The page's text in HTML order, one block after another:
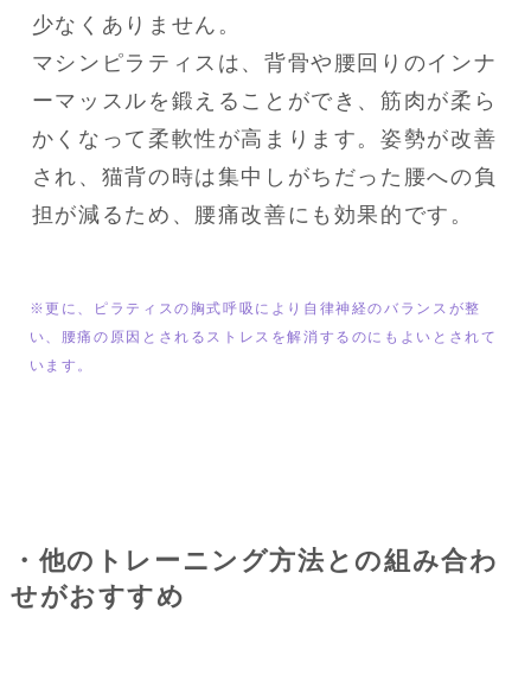
少なくありません。
マシンピラティスは、背骨や腰回りのインナ
ーマッスルを鍛えることができ、筋肉が柔ら
かくなって柔軟性が高まります。姿勢が改善
され、猫背の時は集中しがちだった腰への負
担が減るため、腰痛改善にも効果的です。
※更に、ピラティスの胸式呼吸により自律神経のバランスが整
い、腰痛の原因とされるストレスを解消するのにもよいとされて
います。
・他のトレーニング方法との組み合わ
せがおすすめ